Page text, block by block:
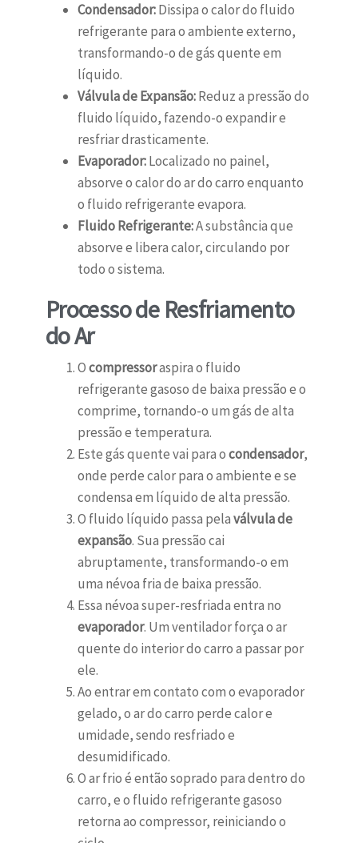
Condensador:Dissipa o calor do fluido
refrigerante para o ambiente externo,
transformando-o de gás quente em
líquido.
Válvula de Expansão:Reduz a pressão do
fluido líquido, fazendo-o expandir e
resfriar drasticamente.
Evaporador:Localizado no painel,
absorve o calor do ar do carro enquanto
o fluido refrigerante evapora.
Fluido Refrigerante:A substância que
absorve e libera calor, circulando por
todo o sistema.
Processo de Resfriamento
do Ar
Ocompressoraspira o fluido
refrigerante gasoso de baixa pressão e o
comprime, tornando-o um gás de alta
pressão e temperatura.
Este gás quente vai para ocondensador,
onde perde calor para o ambiente e se
condensa em líquido de alta pressão.
O fluido líquido passa pelaválvula de
expansão. Sua pressão cai
abruptamente, transformando-o em
uma névoa fria de baixa pressão.
Essa névoa super-resfriada entra no
evaporador. Um ventilador força o ar
quente do interior do carro a passar por
ele.
Ao entrar em contato com o evaporador
gelado, o ar do carro perde calor e
umidade, sendo resfriado e
desumidificado.
O ar frio é então soprado para dentro do
carro, e o fluido refrigerante gasoso
retorna ao compressor, reiniciando o